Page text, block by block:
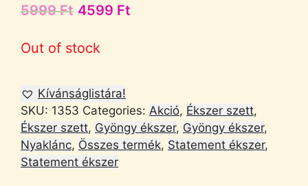
5999Ft 4599 Ft
Out of stock
Kívánságlistára!
SKU: 1353 Categories: Akció, Ékszer szett,
Ékszer szett, Gyöngy ékszer, Gyöngy ékszer,
Nyaklánc, Összes termék, Statement ékszer,
Statement ékszer